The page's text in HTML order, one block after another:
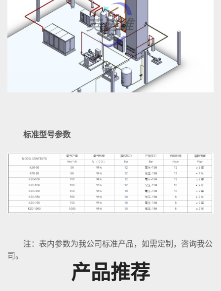
标准型号参数
注：表内参数为我公司标准产品，如需定制，咨询我公
司。
产品推荐